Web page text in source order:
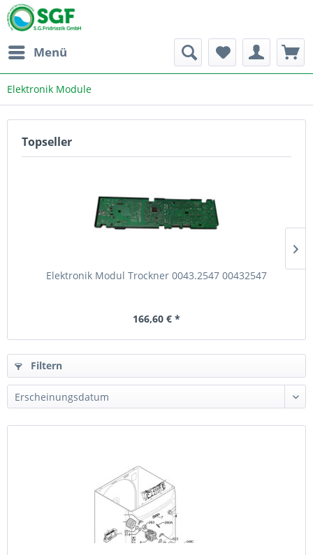
Menü
Elektronik Module
Topseller
Elektronik Modul Trockner 0043.2547 00432547
166,60 € *
Filtern